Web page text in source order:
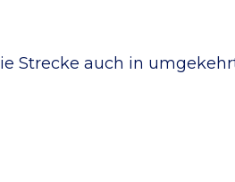
Strecke auch in